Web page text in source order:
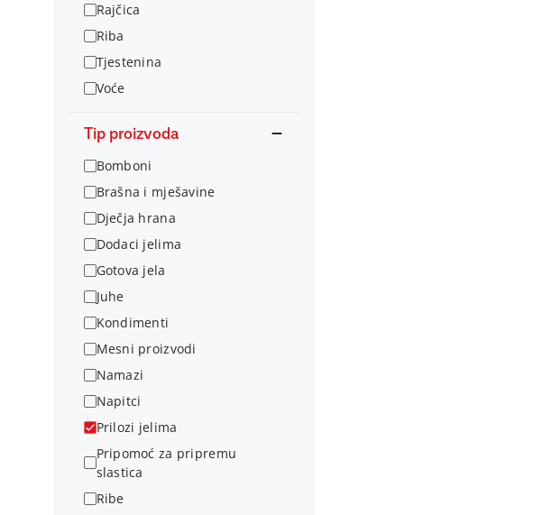
Rajčica
Riba
Tjestenina
Voće
Tip proizvoda
Bomboni
Brašna i mješavine
Dječja hrana
Dodaci jelima
Gotova jela
Juhe
Kondimenti
Mesni proizvodi
Namazi
Napitci
Prilozi jelima
Pripomoć za pripremu
slastica
Ribe